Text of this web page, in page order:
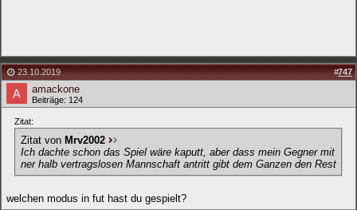
23.10.2019 #747
amackone
Beiträge: 124
Zitat:
Zitat von Mrv2002
Ich dachte schon das Spiel wäre kaputt, aber dass mein Gegner mit
ner halb vertragslosen Mannschaft antritt gibt dem Ganzen den Rest
welchen modus in fut hast du gespielt?